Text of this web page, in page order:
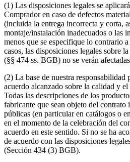
(1) Las disposiciones legales se
Comprador en caso de defectos
(incluida la entrega incorrecta y corta,
montaje/instalación inadecuados o las
menos que se especifique lo contrario
casos, las disposiciones legales sobre
(§§ 474 ss. BGB) no se verán
(2) La base de nuestra responsabilidad
acuerdo alcanzado sobre la calidad y
Todas las descripciones de los
fabricante que sean objeto del
públicas (en particular en catálogos o
en el momento de la celebración del
acuerdo en este sentido. Si no se ha
de acuerdo con las disposiciones
(Sección 434 (3) BGB).